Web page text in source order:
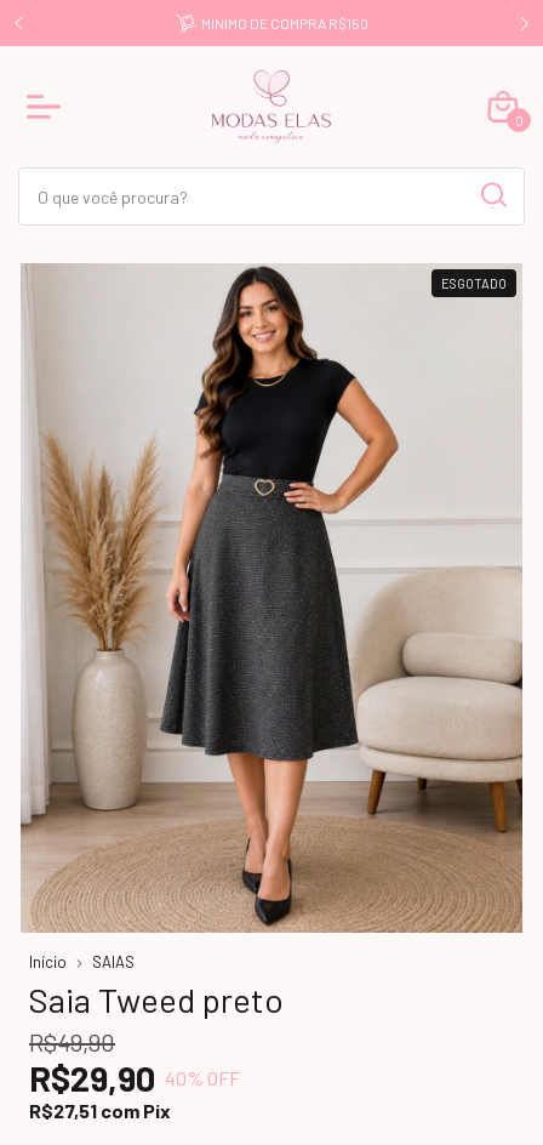
R$499 MINIMO DE COMPRA R$150
0
ESGOTADO
Início SAIAS
Saia Tweed preto
R$49,90
R$29,90 40% OFF
R$27,51 com Pix